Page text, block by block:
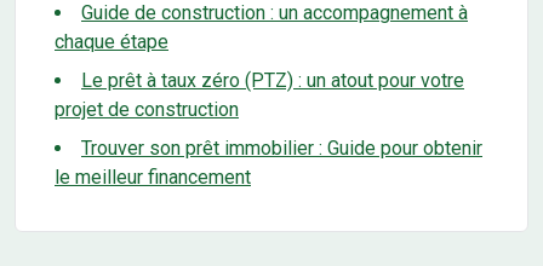
Guide de construction : un accompagnement à
chaque étape
Le prêt à taux zéro (PTZ) : un atout pour votre
projet de construction
Trouver son prêt immobilier : Guide pour obtenir
le meilleur financement